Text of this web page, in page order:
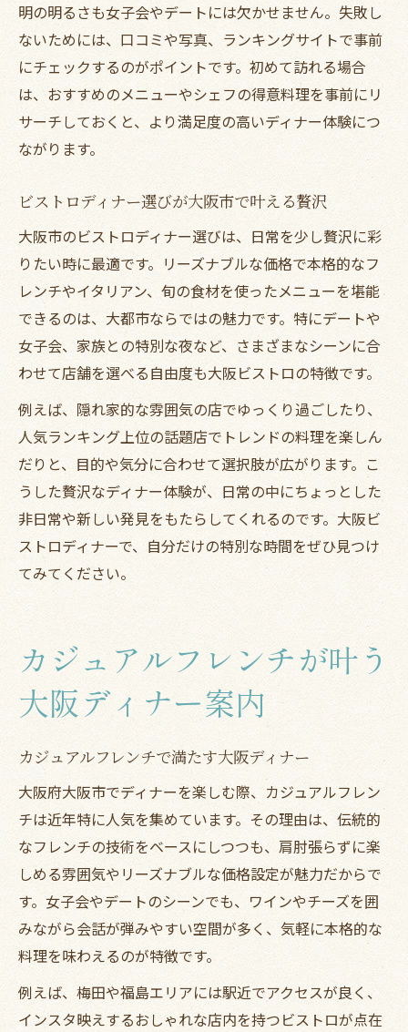
明の明るさも女子会やデートには欠かせません。失敗し
ないためには、口コミや写真、ランキングサイトで事前
にチェックするのがポイントです。初めて訪れる場合
は、おすすめのメニューやシェフの得意料理を事前にリ
サーチしておくと、より満足度の高いディナー体験につ
ながります。
ビストロディナー選びが大阪市で叶える贅沢
大阪市のビストロディナー選びは、日常を少し贅沢に彩
りたい時に最適です。リーズナブルな価格で本格的なフ
レンチやイタリアン、旬の食材を使ったメニューを堪能
できるのは、大都市ならではの魅力です。特にデートや
女子会、家族との特別な夜など、さまざまなシーンに合
わせて店舗を選べる自由度も大阪ビストロの特徴です。
例えば、隠れ家的な雰囲気の店でゆっくり過ごしたり、
人気ランキング上位の話題店でトレンドの料理を楽しん
だりと、目的や気分に合わせて選択肢が広がります。こ
うした贅沢なディナー体験が、日常の中にちょっとした
非日常や新しい発見をもたらしてくれるのです。大阪ビ
ストロディナーで、自分だけの特別な時間をぜひ見つけ
てみてください。
カジュアルフレンチが叶う
大阪ディナー案内
カジュアルフレンチで満たす大阪ディナー
大阪府大阪市でディナーを楽しむ際、カジュアルフレン
チは近年特に人気を集めています。その理由は、伝統的
なフレンチの技術をベースにしつつも、肩肘張らずに楽
しめる雰囲気やリーズナブルな価格設定が魅力だからで
す。女子会やデートのシーンでも、ワインやチーズを囲
みながら会話が弾みやすい空間が多く、気軽に本格的な
料理を味わえるのが特徴です。
例えば、梅田や福島エリアには駅近でアクセスが良く、
インスタ映えするおしゃれな店内を持つビストロが点在